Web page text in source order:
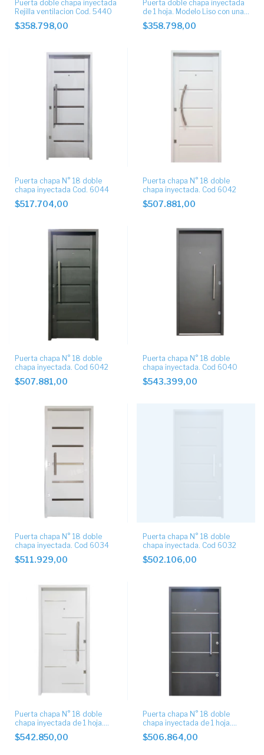
Puerta doble chapa inyectada
Rejilla ventilacion Cod. 5440
$358.798,00
Puerta doble chapa inyectada
de 1 hoja. Modelo Liso con una
rejilla ventilacionCod. 5430
$358.798,00
Puerta chapa N° 18 doble
chapa inyectada Cod. 6044
$517.704,00
Puerta chapa N° 18 doble
chapa inyectada. Cod 6042
$507.881,00
Puerta chapa N° 18 doble
chapa inyectada. Cod 6042
$507.881,00
Puerta chapa N° 18 doble
chapa inyectada. Cod 6040
$543.399,00
Puerta chapa N° 18 doble
chapa inyectada. Cod 6034
$511.929,00
Puerta chapa N° 18 doble
chapa inyectada. Cod 6032
$502.106,00
Puerta chapa N° 18 doble
chapa inyectada de 1 hoja.
Modelo Liso con barral y
apliques símil aluminio Cod.
$542.850,00
Puerta chapa N° 18 doble
chapa inyectada de 1 hoja.
Modelo Liso con barral y
apliques símil aluminioCod.
$506.864,00